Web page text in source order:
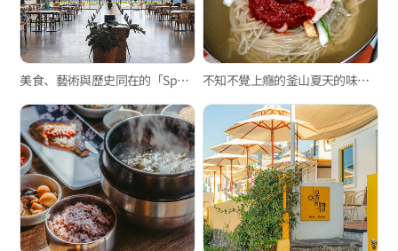
美食、藝術與歷史同在的「Space oneZ」 不知不覺上癮的釜山夏天的味道——小麥麵